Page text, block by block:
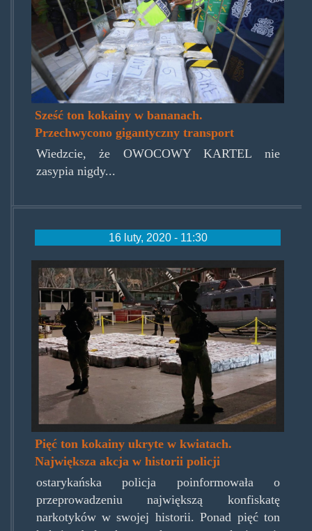
Sześć ton kokainy w bananach.
Przechwycono gigantyczny transport
Wiedzcie, że OWOCOWY KARTEL nie
zasypia nigdy...
16 luty, 2020 - 11:30
costaricastuff.jpg
Pięć ton kokainy ukryte w kwiatach.
Największa akcja w historii policji
ostarykańska policja poinformowała o
przeprowadzeniu największą konfiskatę
narkotyków w swojej historii. Ponad pięć ton